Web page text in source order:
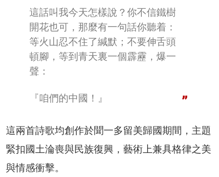
這話叫我今天怎樣說？你不信鐵樹
開花也可，那麼有一句話你聽着：
等火山忍不住了緘默；不要伸舌頭
頓腳，等到青天裏一個霹靂，爆一
聲：
『咱們的中國！』
這兩首詩歌均創作於聞一多留美歸國期間，主題
緊扣國土淪喪與民族復興，藝術上兼具格律之美
與情感衝擊。